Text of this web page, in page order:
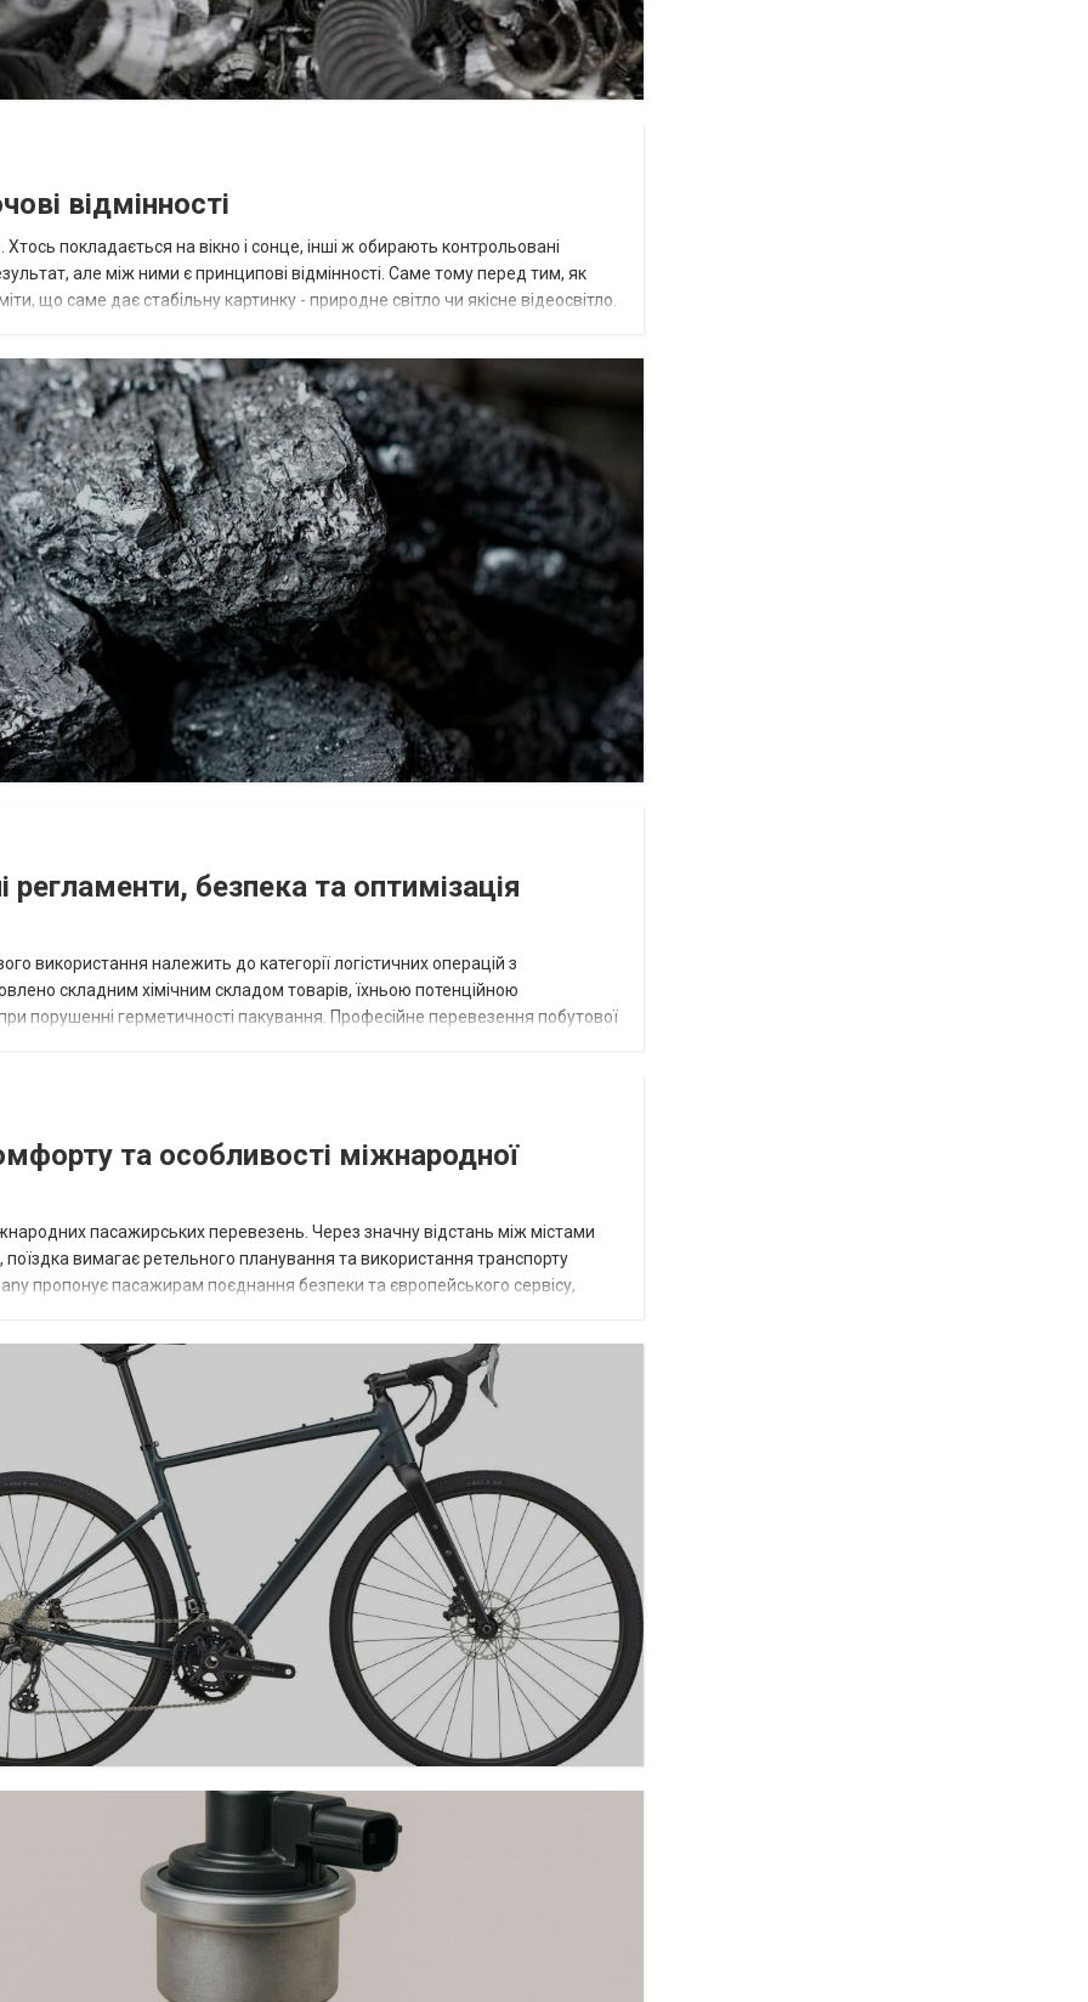
відмінності
покладається на вікно і сонце, інші ж обирають контрольовані
але між ними є принципові відмінності. Саме тому перед тим, як
що саме дає стабільну картинку - природне світло чи якісне відеосвітло.
регламенти, безпека та оптимізація
використання належить до категорії логістичних операцій з
складним хімічним складом товарів, їхньою потенційною
порушенні герметичності пакування. Професійне перевезення побутової
та особливості міжнародної
пасажирських перевезень. Через значну відстань між містами
вимагає ретельного планування та використання транспорту
пропонує пасажирам поєднання безпеки та європейського сервісу,